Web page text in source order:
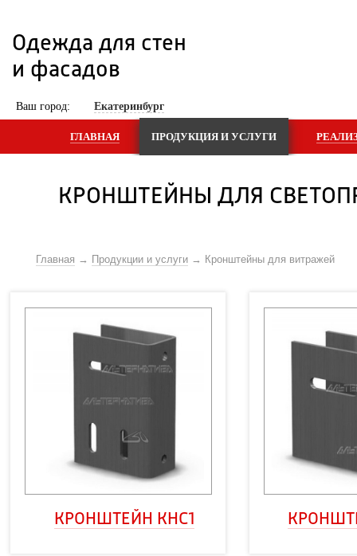
Одежда для стен
и фасадов
Ваш город: Екатеринбург
ГЛАВНАЯ ПРОДУКЦИЯ И УСЛУГИ
КРОНШТЕЙНЫ ДЛЯ
Главная Продукции и услуги Кронштейны для витражей
КРОНШТЕЙН КНС1